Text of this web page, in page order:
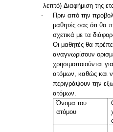
λεπτό) Διαφήμιση της
-
Πριν από την
μαθητές σας ότι θα
σχετικά με τα
Οι μαθητές θα
αναγνωρίσουν
χρησιμοποιούνται
ατόμων, καθώς και
περιγράψουν την
ατόμων.
Όνομα του
ατόμου